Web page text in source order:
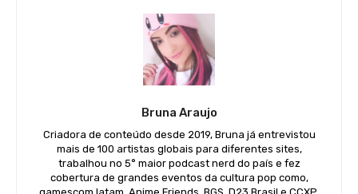
Bruna Araujo
Criadora de conteúdo desde 2019, Bruna já entrevistou
mais de 100 artistas globais para diferentes sites,
trabalhou no 5° maior podcast nerd do país e fez
cobertura de grandes eventos da cultura pop como,
gamescom latam, Anime Friends, BGS, D23 Brasil e CCXP.